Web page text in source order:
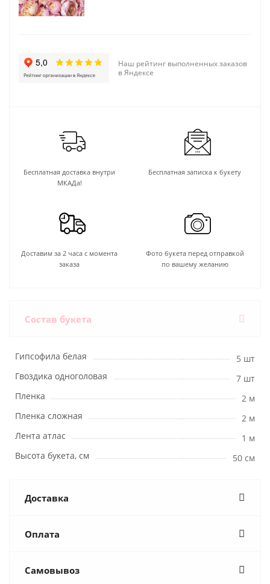
Наш рейтинг выполненных заказов
в Яндексе
Бесплатная доставка внутри
МКАДа!
Бесплатная записка к букету
Доставим за 2 часа с момента
заказа
Фото букета перед отправкой
по вашему желанию
Состав букета
Гипсофила белая
5 шт
Гвоздика одноголовая
7 шт
Пленка
2 м
Пленка сложная
2 м
Лента атлас
1 м
Высота букета, см
50 см
Доставка
Оплата
Самовывоз